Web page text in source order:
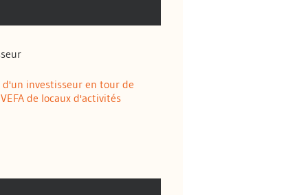
investisseur en tour de
de locaux d'activités